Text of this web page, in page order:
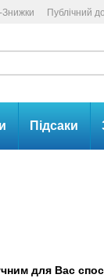
Знижки Публічний
Підсаки
для Вас